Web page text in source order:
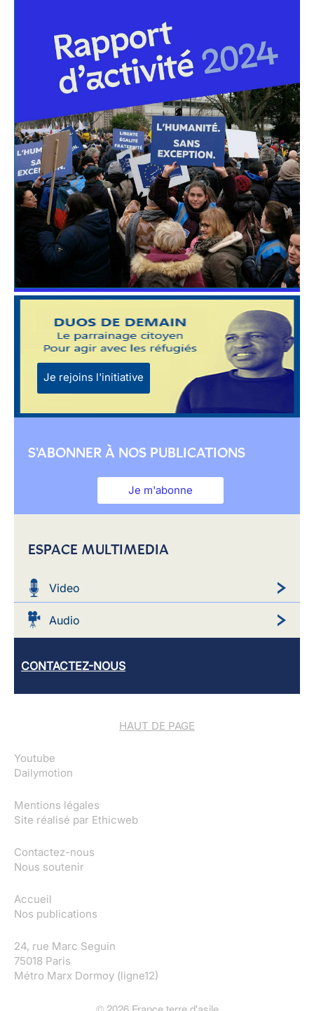
Je rejoins l'initiative
S'ABONNER À NOS PUBLICATIONS
Je m'abonne
ESPACE MULTIMEDIA
Video
Audio
CONTACTEZ-NOUS
HAUT DE PAGE
Youtube
Dailymotion
Mentions légales
Site réalisé par Ethicweb
Contactez-nous
Nous soutenir
Accueil
Nos publications
24, rue Marc Seguin
75018 Paris
Métro Marx Dormoy (ligne12)